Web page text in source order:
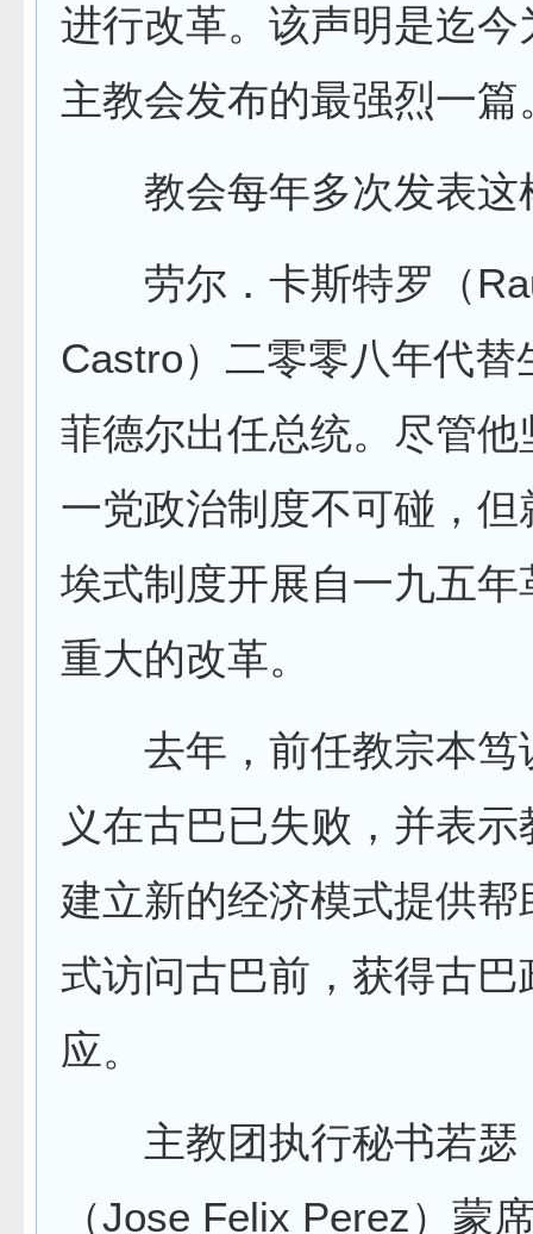
进行改革。该声明是迄今
主教会发布的最强烈一篇
教会每年多次发表这
劳尔．卡斯特罗（
Castro）二零零八年代替
菲德尔出任总统。尽管他
一党政治制度不可碰，但
埃式制度开展自一九五年
重大的改革。
去年，前任教宗本笃
义在古巴已失败，并表
建立新的经济模式提供帮
式访问古巴前，获得古巴
应。
主教团执行秘书若瑟
（Jose Felix Perez）蒙